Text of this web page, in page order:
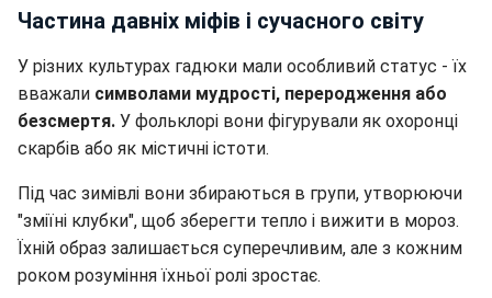
Частина давніх міфів і сучасного світу
У різних культурах гадюки мали особливий статус - їх
вважали символами мудрості, переродження або
безсмертя. У фольклорі вони фігурували як охоронці
скарбів або як містичні істоти.
Під час зимівлі вони збираються в групи, утворюючи
"зміїні клубки", щоб зберегти тепло і вижити в мороз.
Їхній образ залишається суперечливим, але з кожним
роком розуміння їхньої ролі зростає.